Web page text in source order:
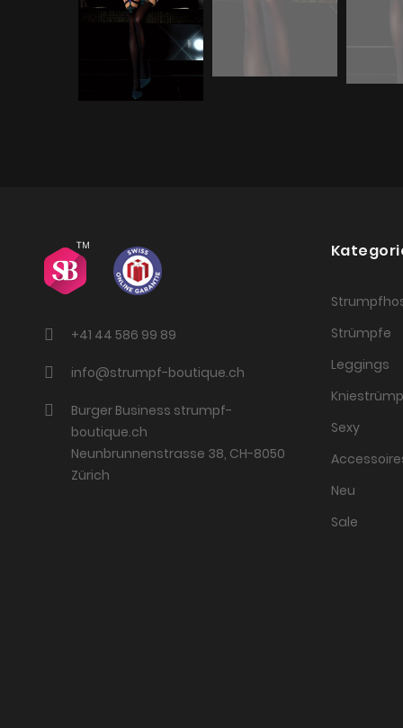
+41 44 586 99 89
info@strumpf-boutique.ch
Burger Business strumpf-
boutique.ch
Neunbrunnenstrasse 38, CH-8050
Zürich
Strümpfe
Leggings
Sexy
Neu
Sale